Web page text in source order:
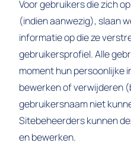
Voor gebruikers die zich
(indien aanwezig), slaan
informatie op die ze
gebruikersprofiel. Alle
moment hun persoonlijke
bewerken of verwijderen
gebruikersnaam niet
Sitebeheerders kunnen
en bewerken.